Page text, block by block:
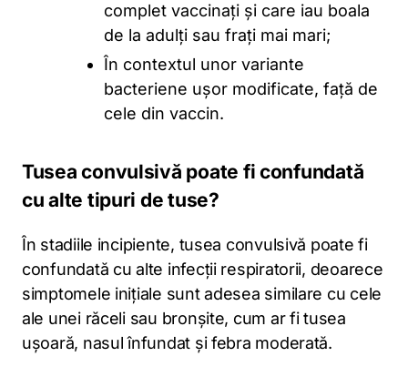
complet vaccinați și care iau boala
de la adulți sau frați mai mari;
În contextul unor variante
bacteriene ușor modificate, față de
cele din vaccin.
​​Tusea convulsivă poate fi confundată
cu alte tipuri de tuse?
În stadiile incipiente, tusea convulsivă poate fi
confundată cu alte infecții respiratorii, deoarece
simptomele inițiale sunt adesea similare cu cele
ale unei răceli sau bronșite, cum ar fi tusea
ușoară, nasul înfundat și febra moderată.